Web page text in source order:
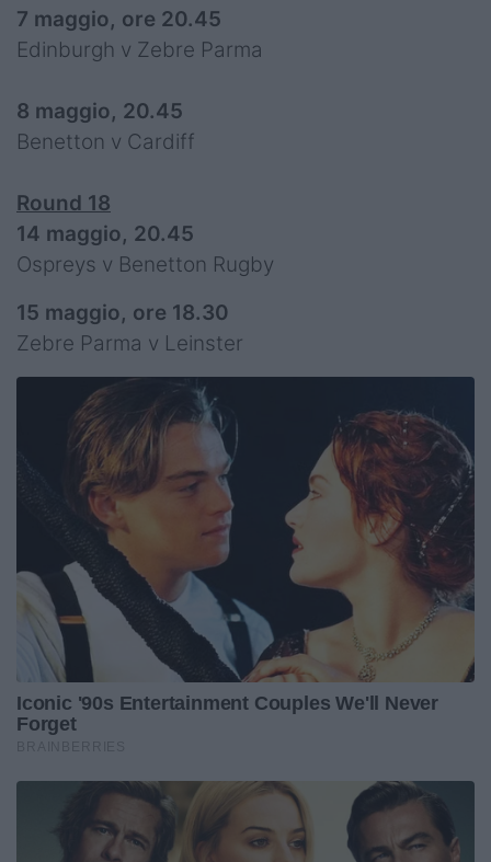
7 maggio, ore 20.45
Edinburgh v Zebre Parma
8 maggio, 20.45
Benetton v Cardiff
Round 18
14 maggio, 20.45
Ospreys v Benetton Rugby
15 maggio, ore 18.30
Zebre Parma v Leinster